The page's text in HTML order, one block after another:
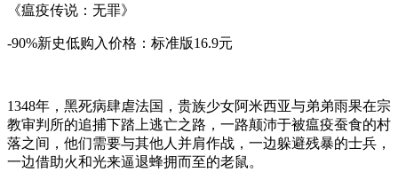
《瘟疫传说：无罪》
-90%新史低购入价格：标准版16.9元
1348年，黑死病肆虐法国，贵族少女阿米西亚与弟弟雨果在宗
教审判所的追捕下踏上逃亡之路，一路颠沛于被瘟疫蚕食的村
落之间，他们需要与其他人并肩作战，一边躲避残暴的士兵，
一边借助火和光来逼退蜂拥而至的老鼠。